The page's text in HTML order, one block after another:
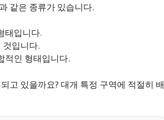
같은 종류가 있습니다.
태입니다.
것입니다.
적인 형태입니다.
고 있을까요? 대개 특정 구역에 적절히 배